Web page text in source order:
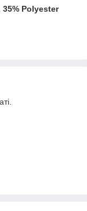
35% Polyester